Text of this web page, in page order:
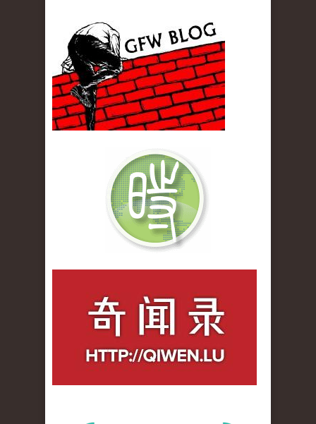
gfw_blog_small.jpg